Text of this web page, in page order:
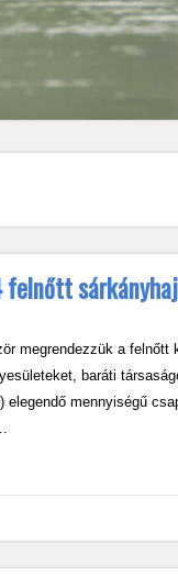
felnőtt
megrendezzük a
baráti
elegendő mennyiségű